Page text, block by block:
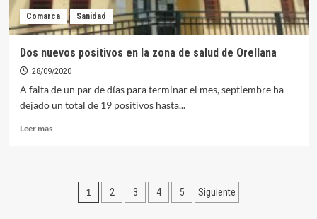
pandemia
este
viernes
Comarca Sanidad
Dos nuevos positivos en la zona de salud de Orellana
28/09/2020
A falta de un par de días para terminar el mes, septiembre ha
dejado un total de 19 positivos hasta...
Leer másLeer
nuevos
Paginación
1 2 3 4 5 Siguiente